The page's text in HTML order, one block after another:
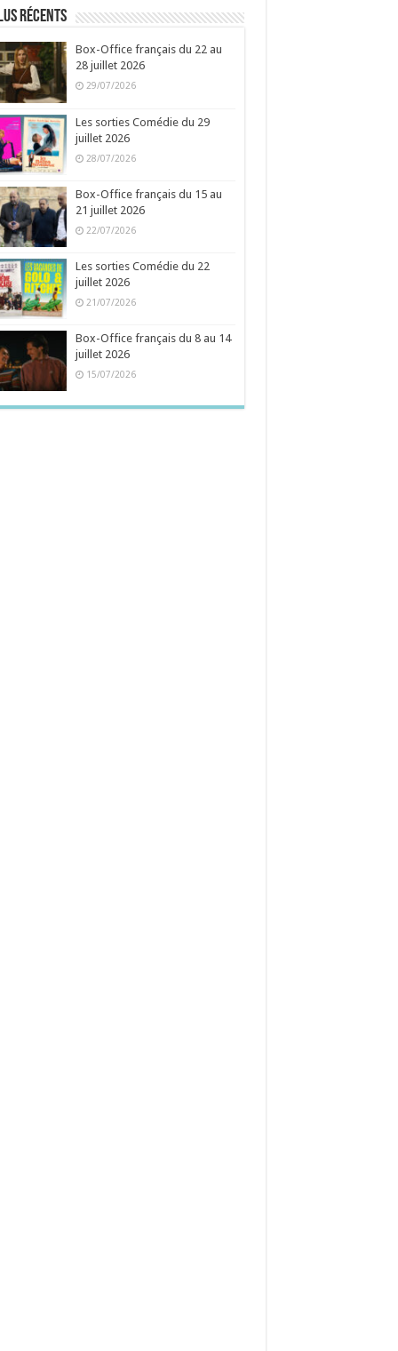
récents
Box-Office français du 22 au
28 juillet 2026
29/07/2026
Les sorties Comédie du 29
juillet 2026
28/07/2026
Box-Office français du 15 au
21 juillet 2026
22/07/2026
Les sorties Comédie du 22
juillet 2026
21/07/2026
Box-Office français du 8 au 14
juillet 2026
15/07/2026